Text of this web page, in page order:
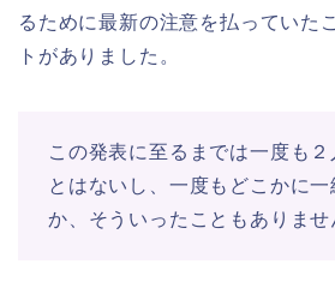
るために最新の注意を払っていた
トがありました。
この発表に至るまでは一度も２
とはないし、一度もどこかに一
か、そういったこともありませ